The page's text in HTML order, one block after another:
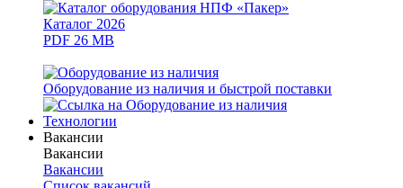
Каталог 2026
PDF 26 MB
Оборудование из наличия и быстрой поставки
Технологии
Вакансии
Вакансии
Вакансии